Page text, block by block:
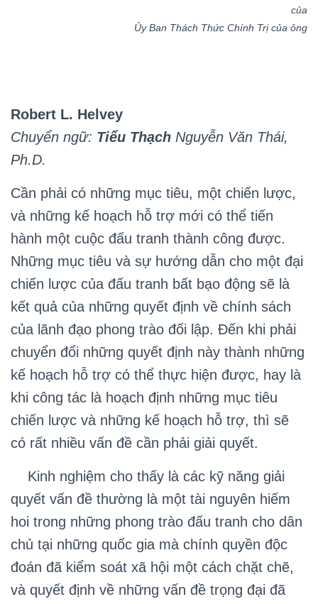
của
Ủy Ban Thách Thức Chính Trị của ông
Robert L. Helvey
Chuyển ngữ: Tiểu Thạch Nguyễn Văn Thái,
Ph.D.
Cần phải có những mục tiêu, một chiến lược,
và những kế hoạch hỗ trợ mới có thể tiến
hành một cuộc đấu tranh thành công được.
Những mục tiêu và sự hướng dẫn cho một đại
chiến lược của đấu tranh bất bạo động sẽ là
kết quả của những quyết định về chính sách
của lãnh đạo phong trào đối lập. Đến khi phải
chuyển đổi những quyết định này thành những
kế hoạch hỗ trợ có thể thực hiện được, hay là
khi công tác là hoạch định những mục tiêu
chiến lược và những kế hoạch hỗ trợ, thì sẽ
có rất nhiều vấn đề cần phải giải quyết.
Kinh nghiệm cho thấy là các kỹ năng giải
quyết vấn đề thường là một tài nguyên hiếm
hoi trong những phong trào đấu tranh cho dân
chủ tại những quốc gia mà chính quyền độc
đoán đã kiểm soát xã hội một cách chặt chẽ,
và quyết định về những vấn đề trọng đại đã